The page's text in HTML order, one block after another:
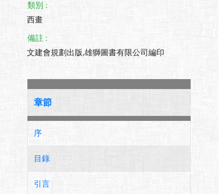
類別 :
西畫
備註 :
文建會規劃出版,雄獅圖書有限公司編印
章節
序
目錄
引言